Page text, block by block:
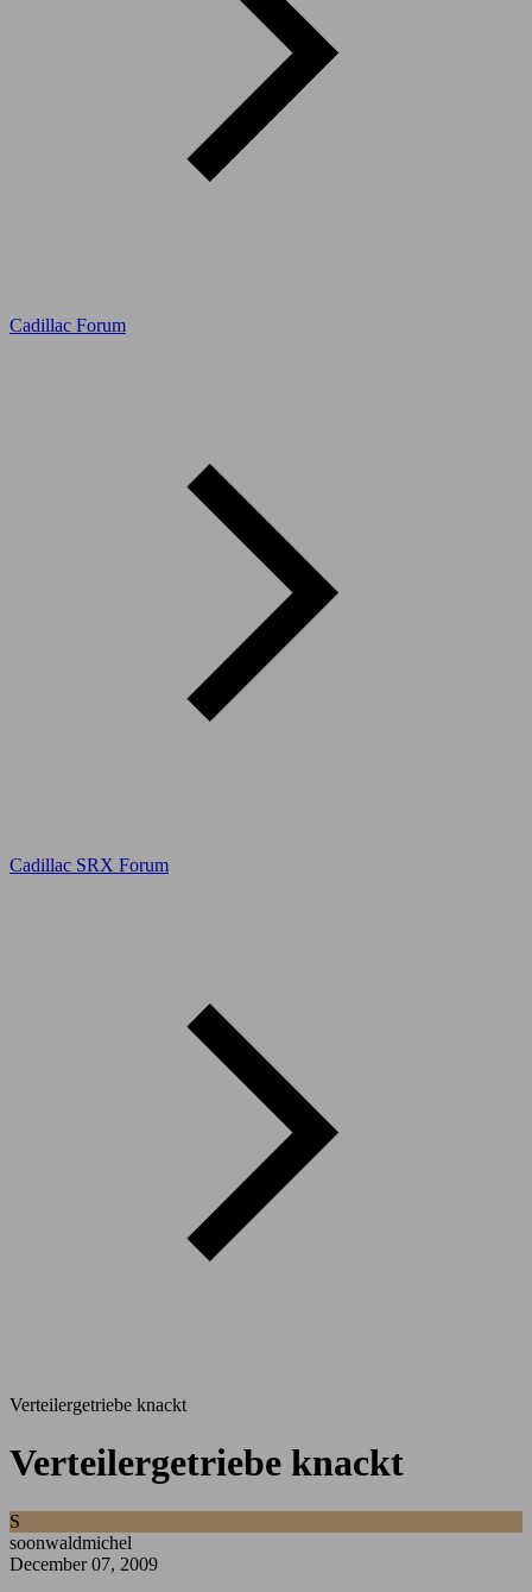
Cadillac Forum
Cadillac SRX Forum
Verteilergetriebe knackt
Verteilergetriebe knackt
S
soonwaldmichel
December 07, 2009